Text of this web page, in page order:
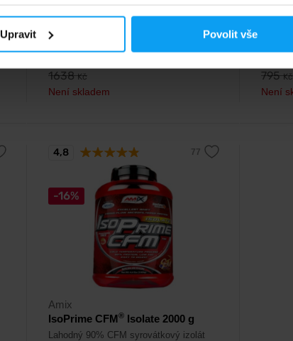
Upravit Povolit vše
postupnou absorpcí.
1199
1638Kč
Není skladem
675
795Kč
Není
-16%
Amix
IsoPrime CFM® Isolate 2000 g
Lahodný 90% CFM syrovátkový izolát
4,8